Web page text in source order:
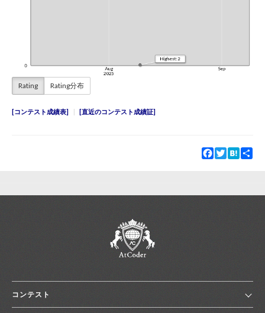
Rating Rating分布
コンテスト成績表 直近のコンテスト成績証
Facebook
TwitterHatena
コンテスト